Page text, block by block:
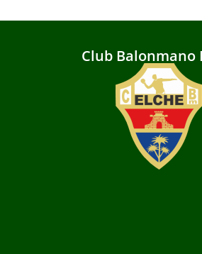
Club Balonmano